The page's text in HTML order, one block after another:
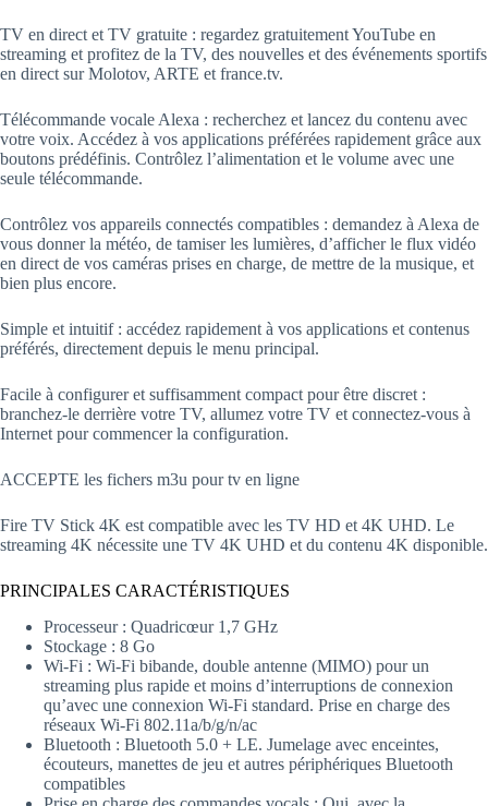
TV en direct et TV gratuite : regardez gratuitement YouTube en
streaming et profitez de la TV, des nouvelles et des événements sportifs
en direct sur Molotov, ARTE et france.tv.
Télécommande vocale Alexa : recherchez et lancez du contenu avec
votre voix. Accédez à vos applications préférées rapidement grâce aux
boutons prédéfinis. Contrôlez l’alimentation et le volume avec une
seule télécommande.
Contrôlez vos appareils connectés compatibles : demandez à Alexa de
vous donner la météo, de tamiser les lumières, d’afficher le flux vidéo
en direct de vos caméras prises en charge, de mettre de la musique, et
bien plus encore.
Simple et intuitif : accédez rapidement à vos applications et contenus
préférés, directement depuis le menu principal.
Facile à configurer et suffisamment compact pour être discret :
branchez-le derrière votre TV, allumez votre TV et connectez-vous à
Internet pour commencer la configuration.
ACCEPTE les fichers m3u pour tv en ligne
Fire TV Stick 4K est compatible avec les TV HD et 4K UHD. Le
streaming 4K nécessite une TV 4K UHD et du contenu 4K disponible.
PRINCIPALES CARACTÉRISTIQUES
Processeur : Quadricœur 1,7 GHz
Stockage : 8 Go
Wi-Fi : Wi-Fi bibande, double antenne (MIMO) pour un
streaming plus rapide et moins d’interruptions de connexion
qu’avec une connexion Wi-Fi standard. Prise en charge des
réseaux Wi-Fi 802.11a/b/g/n/ac
Bluetooth : Bluetooth 5.0 + LE. Jumelage avec enceintes,
écouteurs, manettes de jeu et autres périphériques Bluetooth
compatibles